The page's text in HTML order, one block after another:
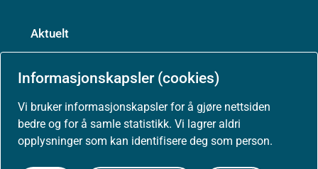
Informasjonskapsler (cookies)
Vi bruker informasjonskapsler for å gjøre nettsiden
bedre og for å samle statistikk. Vi lagrer aldri
opplysninger som kan identifisere deg som person.
Aktuelt
Nyheter
Arrangementer